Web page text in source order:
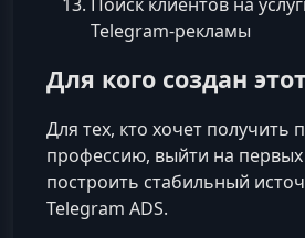
Telegram‑рекламы
Для кого создан
Для тех, кто хочет получить
профессию, выйти на первых
построить стабильный
Telegram ADS.